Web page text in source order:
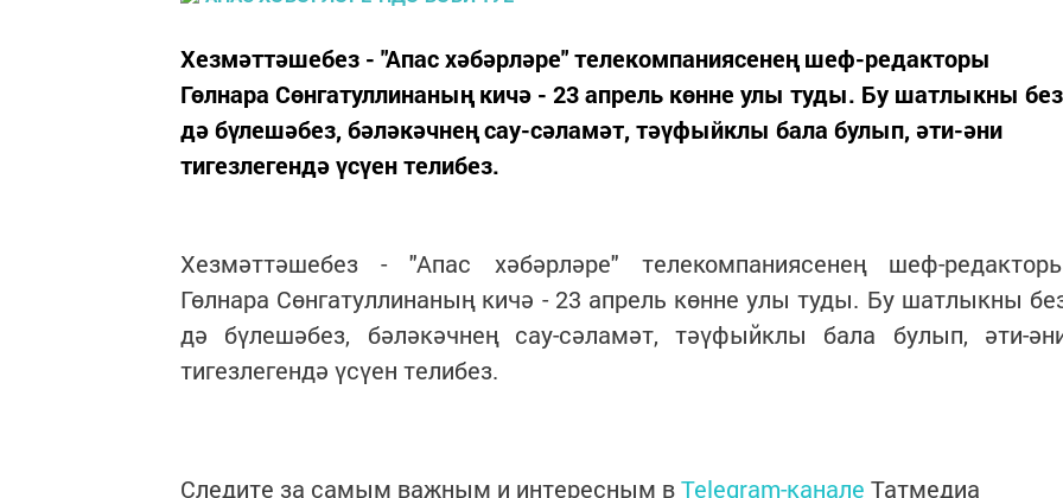
Хезмәттәшебез - "Апас хәбәрләре" телекомпаниясенең шеф-редакторы
Гөлнара Сөнгатуллинаның кичә - 23 апрель көнне улы туды. Бу шатлыкны без
дә бүлешәбез, бәләкәчнең сау-сәламәт, тәүфыйклы бала булып, әти-әни
тигезлегендә үсүен телибез.
Хезмәттәшебез - "Апас хәбәрләре" телекомпаниясенең шеф-
Гөлнара Сөнгатуллинаның кичә - 23 апрель көнне улы туды. Бу шатлыкны
дә бүлешәбез, бәләкәчнең сау-сәламәт, тәүфыйклы бала булып, әти-
тигезлегендә үсүен телибез.
Следите за самым важным и интересным вTelegram-канале Татмедиа